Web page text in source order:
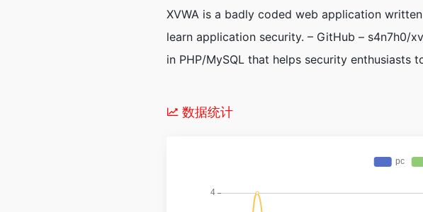
XVWA is a badly coded web application
learn application security. – GitHub – s4n7h0/
in PHP/MySQL that helps security enthusiasts
数据统计